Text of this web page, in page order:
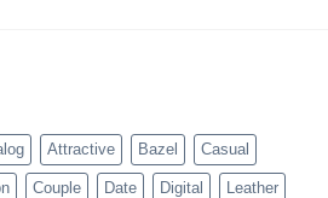
Attractive Bazel Casual
Couple Date Digital Leather